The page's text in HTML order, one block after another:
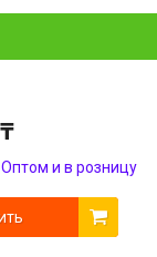
Оптом и в розницу